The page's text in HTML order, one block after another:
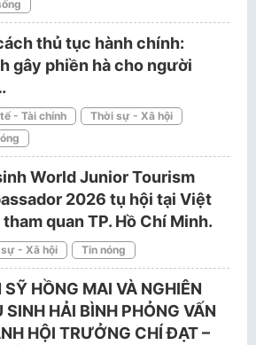
thủ tục hành chính:
gây phiền hà cho người
- Tài chính
Thời sự - Xã hội
World Junior Tourism
2026 tụ hội tại Việt
tham quan TP. Hồ Chí Minh.
- Xã hội Tin nóng
SỸ HỒNG MAI VÀ NGHIÊN
SINH HẢI BÌNH PHỎNG VẤN
HỘI TRƯỞNG CHÍ ĐẠT –